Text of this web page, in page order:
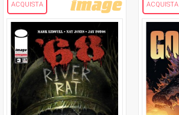
ACQUISTA ACQUISTA